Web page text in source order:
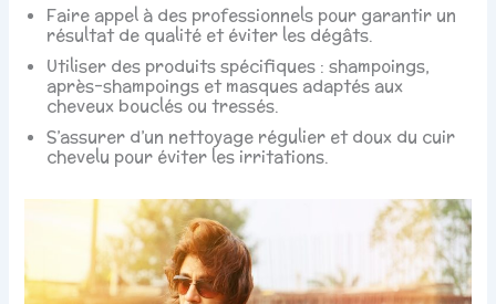
Faire appel à des professionnels pour garantir un
résultat de qualité et éviter les dégâts.
Utiliser des produits spécifiques : shampoings,
après-shampoings et masques adaptés aux
cheveux bouclés ou tressés.
S’assurer d’un nettoyage régulier et doux du cuir
chevelu pour éviter les irritations.